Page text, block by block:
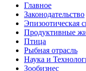
Главное
Законодательство
Эпизоотическая
Продуктивные
Птица
Рыбная отрасль
Наука и
Зообизнес